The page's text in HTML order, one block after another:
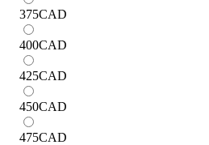
375CAD
400CAD
425CAD
450CAD
475CAD